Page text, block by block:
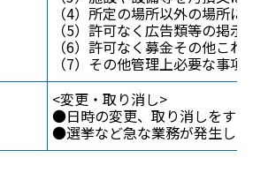
（4）所定の場所以外の場所に立
（5）許可なく広告類等の掲示又
（6）許可なく募金その他これら
（7）その他管理上必要な事項に
<変更・取り消し>
●日時の変更、取り消しをする場
●選挙など急な業務が発生した場